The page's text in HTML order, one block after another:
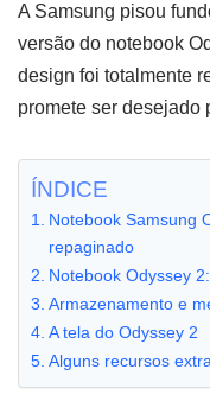
A Samsung pisou
versão do notebook
design foi totalmente
promete ser desejado
ÍNDICE
Notebook Samsung
repaginado
Notebook Odyssey
Armazenamento e
A tela do Odyssey 2
Alguns recursos